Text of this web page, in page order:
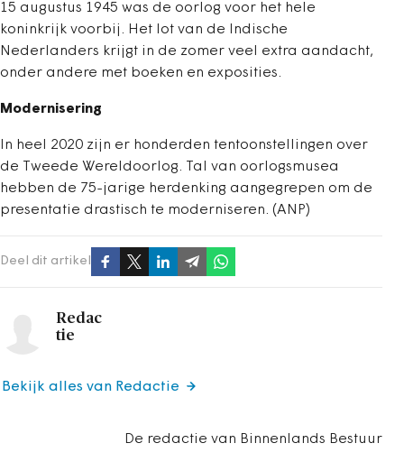
15 augustus 1945 was de oorlog voor het hele
koninkrijk voorbij. Het lot van de Indische
Nederlanders krijgt in de zomer veel extra aandacht,
onder andere met boeken en exposities.
Modernisering
In heel 2020 zijn er honderden tentoonstellingen over
de Tweede Wereldoorlog. Tal van oorlogsmusea
hebben de 75-jarige herdenking aangegrepen om de
presentatie drastisch te moderniseren. (ANP)
Deel dit artikel
Redac
tie
De redactie van Binnenlands Bestuur
Bekijk alles van Redactie